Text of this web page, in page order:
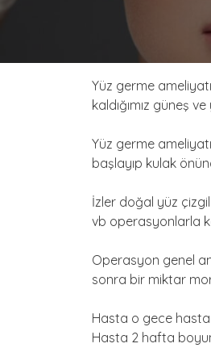
Yüz germe
kaldığımız güneş
Yüz germe
başlayıp kulak
İzler doğal yüz
vb operasyonlarla
Operasyon genel
sonra bir miktar
Hasta o gece
Hasta 2 hafta